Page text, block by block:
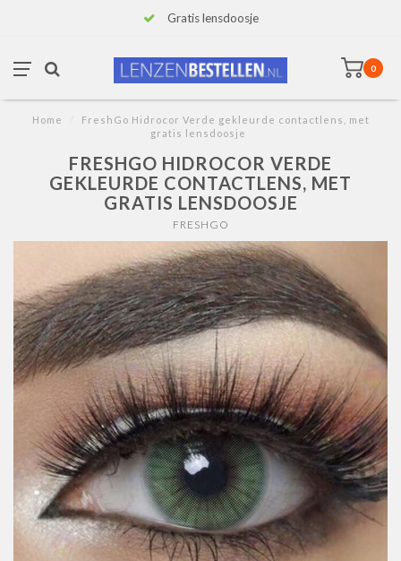
Gratis lensdoosje
0
Home
FreshGo Hidrocor Verde gekleurde contactlens, met
gratis lensdoosje
FRESHGO HIDROCOR VERDE
GEKLEURDE CONTACTLENS, MET
GRATIS LENSDOOSJE
FRESHGO